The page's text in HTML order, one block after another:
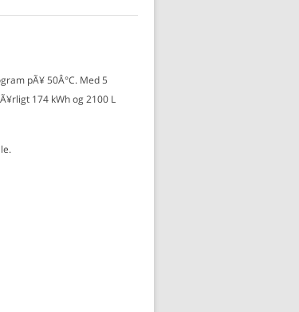
pÃ¥ 50Â°C. Med 5
174 kWh og 2100 L